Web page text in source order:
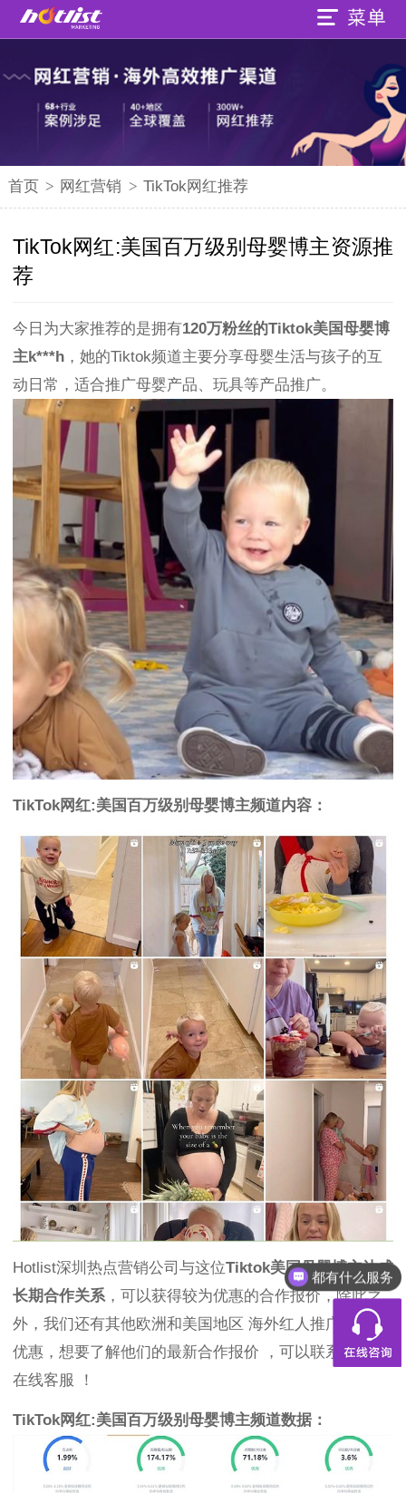
首页 > 网红营销 > TikTok网红推荐
TikTok网红:美国百万级别母婴博主资源推
荐
今日为大家推荐的是拥有120万粉丝的Tiktok美国母婴博
主k***h ，她的Tiktok频道主要分享母婴生活与孩子的互
动日常，适合推广母婴产品、玩具等产品推广。
TikTok网红:美国百万级别母婴博主频道内容：
Hotlist深圳热点营销公司与这位Tiktok美国母婴博主达成
长期合作关系，可以获得较为优惠的合作报价，除此之
外，我们还有其他欧洲和美国地区 海外红人推广的合作
优惠，想要了解他们的最新合作报价 ，可以联系Hotlist
在线客服 ！
TikTok网红:美国百万级别母婴博主频道数据：
都有什么服务